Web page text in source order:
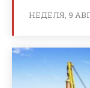
НЕДЕЛЯ, 9